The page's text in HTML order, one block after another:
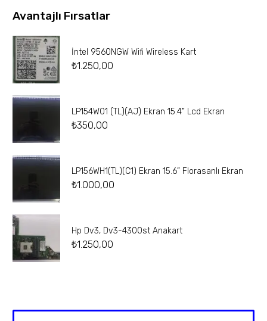
Avantajlı Fırsatlar
İntel 9560NGW Wifi Wireless Kart
₺1.250,00
LP154W01 (TL)(AJ) Ekran 15.4” Lcd Ekran
₺350,00
LP156WH1(TL)(C1) Ekran 15.6” Florasanlı Ekran
₺1.000,00
Hp Dv3, Dv3-4300st Anakart
₺1.250,00